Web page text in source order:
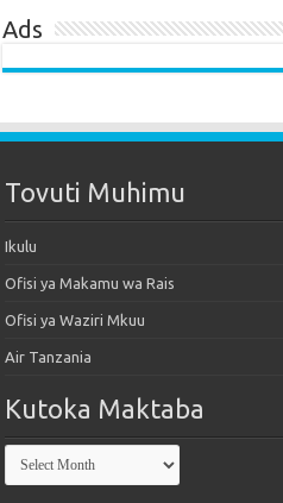
Ads
Tovuti Muhimu
Ikulu
Ofisi ya Makamu wa Rais
Ofisi ya Waziri Mkuu
Air Tanzania
Kutoka Maktaba
Kutoka
Maktaba